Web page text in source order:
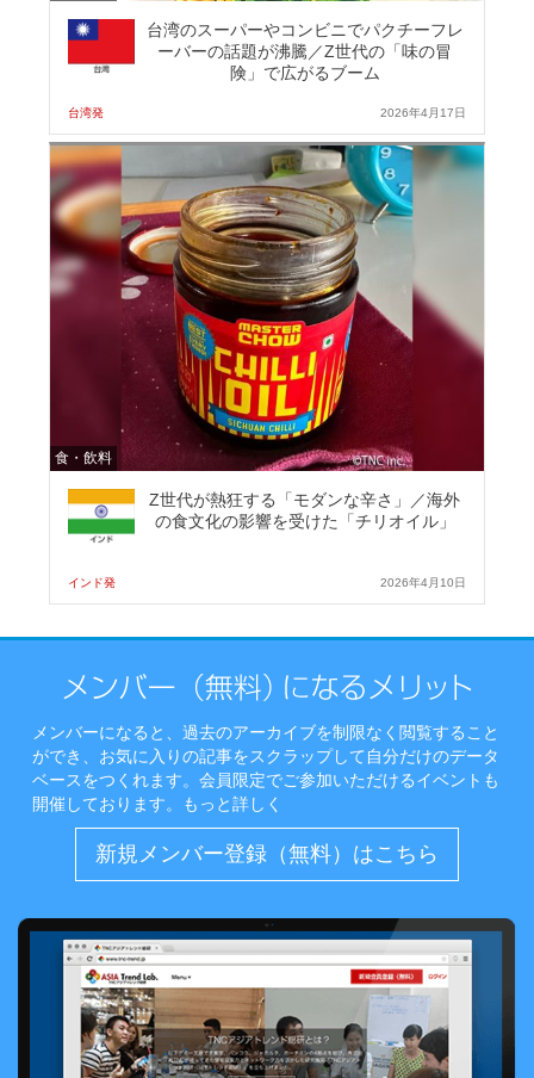
台湾のスーパーやコンビニでパクチーフレ
ーバーの話題が沸騰／Z世代の「味の冒
険」で広がるブーム
台湾発 2026年4月17日
食・飲料
Z世代が熱狂する「モダンな辛さ」／海外
の食文化の影響を受けた「チリオイル」
インド発 2026年4月10日
メンバーになると、過去のアーカイブを制限なく閲覧すること
ができ、お気に入りの記事をスクラップして自分だけのデータ
ベースをつくれます。会員限定でご参加いただけるイベントも
開催しております。
もっと詳しく
新規メンバー登録（無料）はこちら